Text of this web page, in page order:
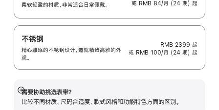
柔软轻盈的材质，非常适合日常佩戴。
或 RMB 84/月 (24 期) 起
不锈钢
精心雕琢的不锈钢设计，造就精致高雅的外
观。
RMB 2399 起
或 RMB 100/月 (24 期) 起
需要协助挑选表带？
比较不同材质、尺码合适度、款式风格和功能特色方面的区别。
展
开